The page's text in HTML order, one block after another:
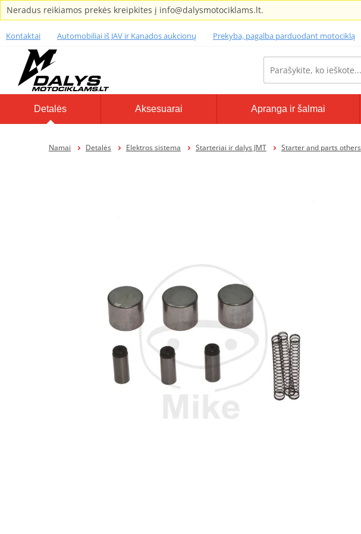
Neradus reikiamos prekės kreipkites į info@dalysmotociklams.lt.
Kontaktai Automobiliai iš JAV ir Kanados aukcionų Prekyba, pagalba parduodant motociklą
Detalės Aksesuarai Apranga ir šalmai
Namai Detalės Elektros sistema Starteriai ir dalys JMT Starter and parts others